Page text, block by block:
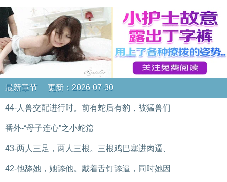
最新章节 更新：2026-07-30
44-人兽交配进行时。前有蛇后有豹，被猛兽们
番外-“母子连心”之小蛇篇
43-两人三足，两人三根。三根鸡巴塞进肉逼、
42-他舔她，她舔他。戴着舌钉舔逼，同时她因